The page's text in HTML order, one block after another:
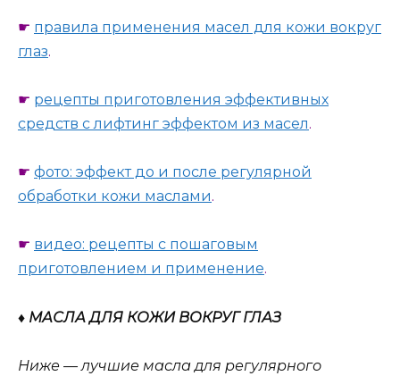
☛ правила применения масел для кожи вокруг
глаз.
☛ рецепты приготовления эффективных
средств с лифтинг эффектом из масел.
☛ фото: эффект до и после регулярной
обработки кожи маслами.
☛ видео: рецепты с пошаговым
приготовлением и применение.
♦ МАСЛА ДЛЯ КОЖИ ВОКРУГ ГЛАЗ
Ниже — лучшие масла для регулярного